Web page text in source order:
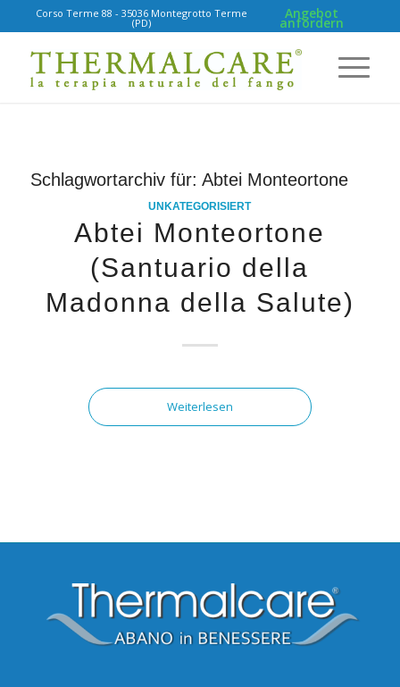
Corso Terme 88 - 35036 Montegrotto Terme
(PD)
Angebot
anfordern
Schlagwortarchiv für: Abtei Monteortone
UNKATEGORISIERT
Abtei Monteortone
(Santuario della
Madonna della Salute)
Weiterlesen